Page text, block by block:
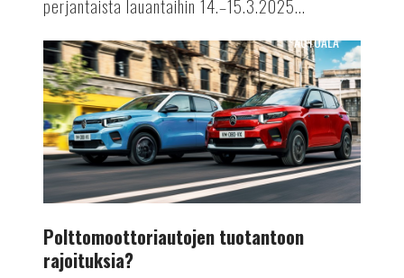
perjantaista lauantaihin 14.–15.3.2025...
Polttomoottoriautojen
tuotantoon
rajoituksia?
AUTOALA
Polttomoottoriautojen tuotantoon
rajoituksia?